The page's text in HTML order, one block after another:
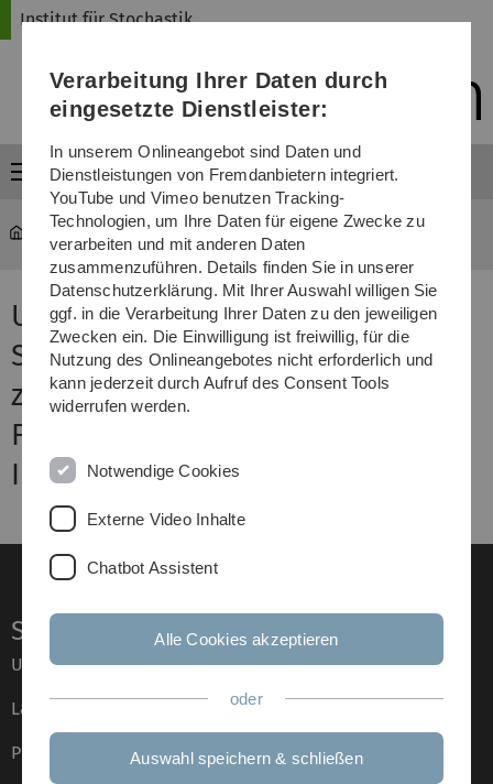
Direkt
Direkt
Direkt
(Sprache,
Drucken,
Media)
Direkt
Direkt
Institut für Stochastik
Menü
mawi-stochastik Forschungsseminare
Unter den Unterlinks auf dieser
Seite finden Sie Informationen
zu den aktuellen
Forschungsseminaren unseres
Instituts
Service
Universität von A–Z
Lagepläne
Presse
Verarbeitung Ihrer Daten durch
eingesetzte Dienstleister:
In unserem Onlineangebot sind Daten und
Dienstleistungen von Fremdanbietern integriert.
YouTube und Vimeo benutzen Tracking-
Technologien, um Ihre Daten für eigene Zwecke zu
verarbeiten und mit anderen Daten
zusammenzuführen. Details finden Sie in unserer
Datenschutzerklärung. Mit Ihrer Auswahl willigen Sie
ggf. in die Verarbeitung Ihrer Daten zu den jeweiligen
Zwecken ein. Die Einwilligung ist freiwillig, für die
Nutzung des Onlineangebotes nicht erforderlich und
kann jederzeit durch Aufruf des Consent Tools
widerrufen werden.
Notwendige Cookies
Externe Video Inhalte
Chatbot Assistent
Alle Cookies akzeptieren
oder
Auswahl speichern & schließen